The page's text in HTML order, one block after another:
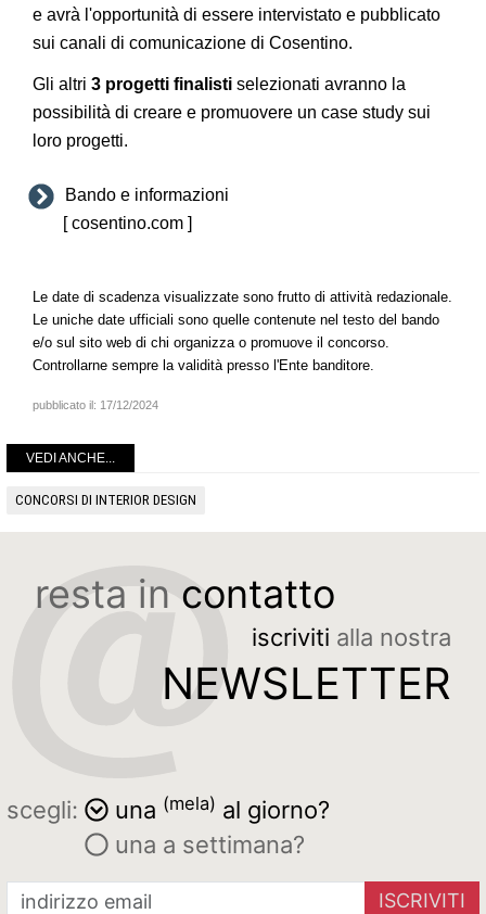
e avrà l'opportunità di essere intervistato e pubblicato
sui canali di comunicazione di Cosentino.
Gli altri 3 progetti finalisti selezionati avranno la
possibilità di creare e promuovere un case study sui
loro progetti.
Bando e informazioni
[ cosentino.com ]
Le date di scadenza visualizzate sono frutto di attività redazionale.
Le uniche date ufficiali sono quelle contenute nel testo del bando
e/o sul sito web di chi organizza o promuove il concorso.
Controllarne sempre la validità presso l'Ente banditore.
pubblicato il: 17/12/2024
VEDI ANCHE...
CONCORSI DI INTERIOR DESIGN
resta in contatto
iscriviti alla nostra
NEWSLETTER
scegli: una (mela) al giorno?
una a settimana?
ISCRIVITI